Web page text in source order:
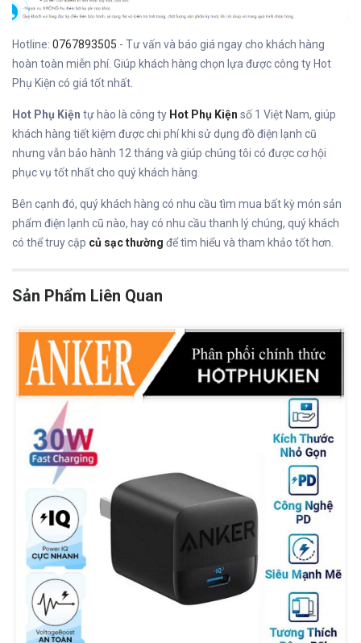
Hotline: 0767893505 - Tư vấn và báo giá ngay cho khách hàng
hoàn toàn miễn phí. Giúp khách hàng chọn lựa được công ty Hot
Phụ Kiện có giá tốt nhất.
Hot Phụ Kiện tự hào là công ty Hot Phụ Kiện số 1 Việt Nam, giúp
khách hàng tiết kiệm được chi phí khi sử dụng đồ điện lạnh cũ
nhưng vẫn bảo hành 12 tháng và giúp chúng tôi có được cơ hội
phục vụ tốt nhất cho quý khách hàng.
Bên cạnh đó, quý khách hàng có nhu cầu tìm mua bất kỳ món sản
phẩm điện lạnh cũ nào, hay có nhu cầu thanh lý chúng, quý khách
có thể truy cập củ sạc thường để tìm hiểu và tham khảo tốt hơn.
Sản Phẩm Liên Quan